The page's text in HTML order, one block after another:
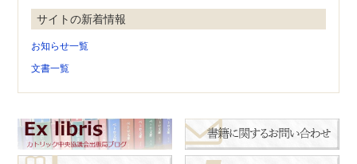
サイトの新着情報
お知らせ一覧
文書一覧